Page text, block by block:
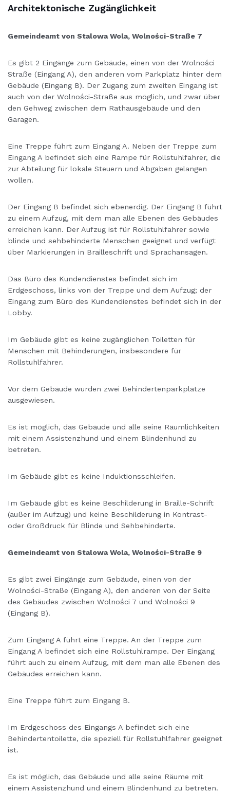
Architektonische Zugänglichkeit
Gemeindeamt von Stalowa Wola, Wolności-Straße 7
Es gibt 2 Eingänge zum Gebäude, einen von der Wolności
Straße (Eingang A), den anderen vom Parkplatz hinter dem
Gebäude (Eingang B). Der Zugang zum zweiten Eingang ist
auch von der Wolności-Straße aus möglich, und zwar über
den Gehweg zwischen dem Rathausgebäude und den
Garagen.
Eine Treppe führt zum Eingang A. Neben der Treppe zum
Eingang A befindet sich eine Rampe für Rollstuhlfahrer, die
zur Abteilung für lokale Steuern und Abgaben gelangen
wollen.
Der Eingang B befindet sich ebenerdig. Der Eingang B führt
zu einem Aufzug, mit dem man alle Ebenen des Gebäudes
erreichen kann. Der Aufzug ist für Rollstuhlfahrer sowie
blinde und sehbehinderte Menschen geeignet und verfügt
über Markierungen in Brailleschrift und Sprachansagen.
Das Büro des Kundendienstes befindet sich im
Erdgeschoss, links von der Treppe und dem Aufzug; der
Eingang zum Büro des Kundendienstes befindet sich in der
Lobby.
Im Gebäude gibt es keine zugänglichen Toiletten für
Menschen mit Behinderungen, insbesondere für
Rollstuhlfahrer.
Vor dem Gebäude wurden zwei Behindertenparkplätze
ausgewiesen.
Es ist möglich, das Gebäude und alle seine Räumlichkeiten
mit einem Assistenzhund und einem Blindenhund zu
betreten.
Im Gebäude gibt es keine Induktionsschleifen.
Im Gebäude gibt es keine Beschilderung in Braille-Schrift
(außer im Aufzug) und keine Beschilderung in Kontrast-
oder Großdruck für Blinde und Sehbehinderte.
Gemeindeamt von Stalowa Wola, Wolności-Straße 9
Es gibt zwei Eingänge zum Gebäude, einen von der
Wolności-Straße (Eingang A), den anderen von der Seite
des Gebäudes zwischen Wolności 7 und Wolności 9
(Eingang B).
Zum Eingang A führt eine Treppe. An der Treppe zum
Eingang A befindet sich eine Rollstuhlrampe. Der Eingang
führt auch zu einem Aufzug, mit dem man alle Ebenen des
Gebäudes erreichen kann.
Eine Treppe führt zum Eingang B.
Im Erdgeschoss des Eingangs A befindet sich eine
Behindertentoilette, die speziell für Rollstuhlfahrer geeignet
ist.
Es ist möglich, das Gebäude und alle seine Räume mit
einem Assistenzhund und einem Blindenhund zu betreten.